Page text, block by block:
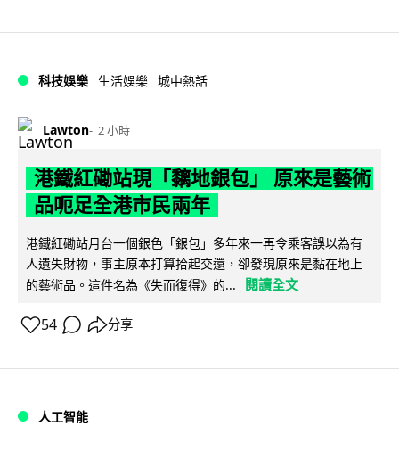
科技娛樂 生活娛樂 城中熱話
Lawton 2 小時
港鐵紅磡站現「黐地銀包」 原來是藝術
品呃足全港市民兩年
港鐵紅磡站月台一個銀色「銀包」多年來一再令乘客誤以為有
人遺失財物，事主原本打算拾起交還，卻發現原來是黏在地上
的藝術品。這件名為《失而復得》的...
閱讀全文
54 分享
人工智能